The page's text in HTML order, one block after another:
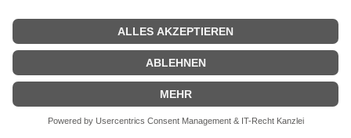
HONEYWELL Standard Battery Pack -
Drucker-Batterie
Intermec Standard Battery Pack - Drucker-Batterie - Lithium-
Ionen - 1620 mAh - für Intermec PR2, PR3
Zeige Preise inklusiv MwSt. (Brutto)
108,35€ inkl. MwSt.